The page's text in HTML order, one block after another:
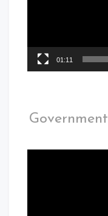
01:11
المسرعات الحكومية | Government